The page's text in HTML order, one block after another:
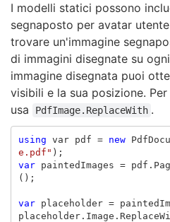
I modelli statici possono
segnaposto per avatar
trovare un'immagine
di immagini disegnate su
immagine disegnata puoi
visibili e la sua posizione.
usa
PdfImage.ReplaceWith .
using var pdf = new
e.pdf" );
var
paintedImages = pdf .
();
var placeholder =
placeholder. Image .